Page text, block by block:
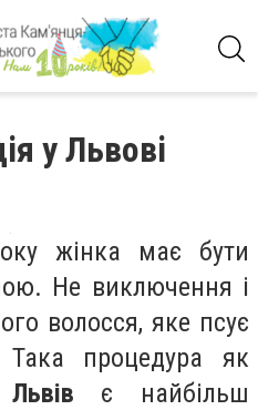
у Львові
жінка має бути
Не виключення і
волосся, яке псує
Така процедура як
є найбільш